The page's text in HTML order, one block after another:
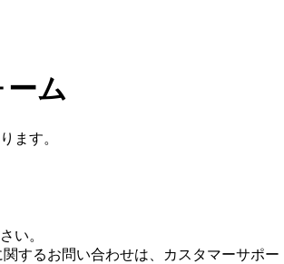
ーム
ます。
い。
する​お問い​合わせは、​カスタマーサポー